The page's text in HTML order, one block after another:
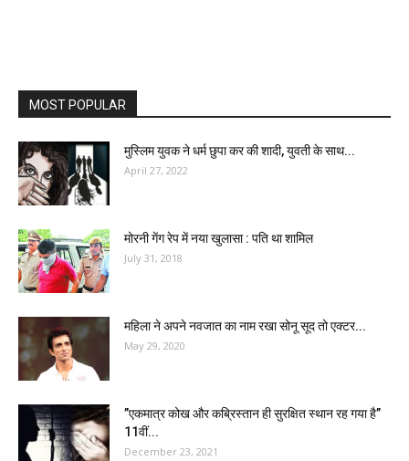
MOST POPULAR
मुस्लिम युवक ने धर्म छुपा कर की शादी, युवती के साथ...
April 27, 2022
मोरनी गेंग रेप में नया खुलासा : पति था शामिल
July 31, 2018
महिला ने अपने नवजात का नाम रखा सोनू सूद तो एक्टर...
May 29, 2020
”एकमात्र कोख और कब्रिस्तान ही सुरक्षित स्थान रह गया है”
11वीं...
December 23, 2021